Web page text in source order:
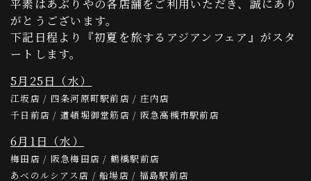
平素はあぶりやの各店舗をご利用いただき、誠にあり
がとうございます。
下記日程より『初夏を旅するアジアンフェア』がスタ
ートします。
5月25日（水）
江坂店 / 四条河原町駅前店 / 庄内店
千日前店 / 道頓堀御堂筋店 / 阪急高槻市駅前店
6月1日（水）
梅田店 / 阪急梅田店 / 鶴橋駅前店
あべのルシアス店 / 船場店 / 福島駅前店